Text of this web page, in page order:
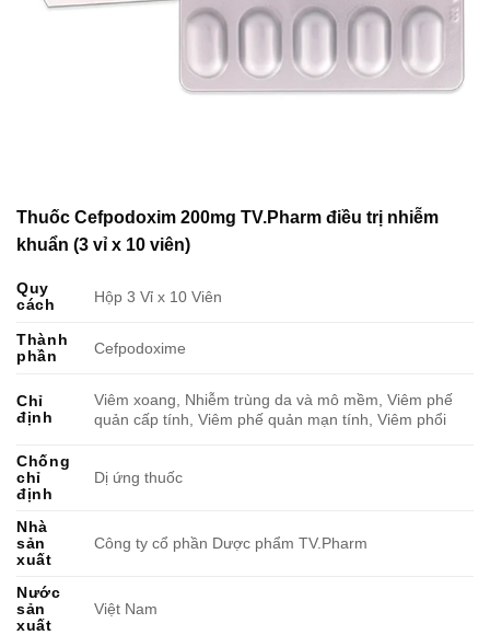
Thuốc Cefpodoxim 200mg TV.Pharm điều trị nhiễm
khuẩn (3 vỉ x 10 viên)
Quy
cách
Hộp 3 Vỉ x 10 Viên
Thành
phần
Cefpodoxime
Chỉ
định
Viêm xoang, Nhiễm trùng da và mô mềm, Viêm phế
quản cấp tính, Viêm phế quản mạn tính, Viêm phổi
Chống
chỉ
định
Dị ứng thuốc
Nhà
sản
xuất
Công ty cổ phần Dược phẩm TV.Pharm
Nước
sản
xuất
Việt Nam